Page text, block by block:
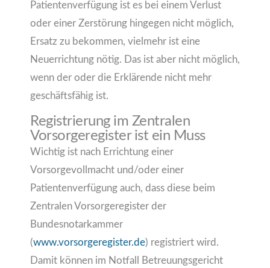
Patientenverfügung ist es bei einem Verlust
oder einer Zerstörung hingegen nicht möglich,
Ersatz zu bekommen, vielmehr ist eine
Neuerrichtung nötig. Das ist aber nicht möglich,
wenn der oder die Erklärende nicht mehr
geschäftsfähig ist.
Registrierung im Zentralen
Vorsorgeregister ist ein Muss
Wichtig ist nach Errichtung einer
Vorsorgevollmacht und/oder einer
Patientenverfügung auch, dass diese beim
Zentralen Vorsorgeregister der
Bundesnotarkammer
(www.vorsorgeregister.de) registriert wird.
Damit können im Notfall Betreuungsgericht